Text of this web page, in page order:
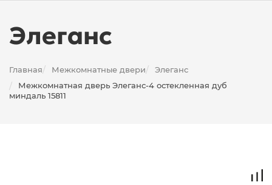
Элеганс
Главная/ Межкомнатные двери/ Элеганс
/
Межкомнатная дверь Элеганс-4 остекленная дуб
миндаль 15811